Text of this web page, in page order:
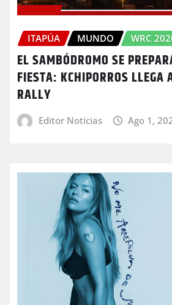
ITAPÚA MUNDO WRC
EL SAMBÓDROMO SE
FIESTA: KCHIPORROS LLEGA
RALLY
Editor Noticias Ago 1,